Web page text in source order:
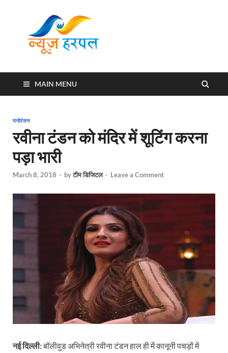
MAIN MENU
मनोरंजन
रवीना टंडन को मंदिर में शूटिंग करना
पड़ा भारी
March 8, 2018 - byटीम डिजिटल - Leave a Comment
नई दिल्ली:बॉलीवुड अभिनेत्री रवीना टंडन हाल ही में कानूनी पचड़ों में